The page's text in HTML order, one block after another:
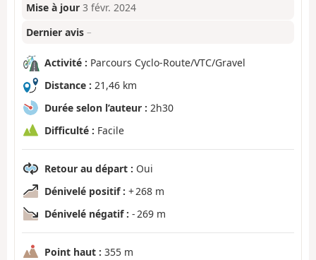
Mise à jour 3 févr. 2024
Dernier avis –
Activité : Parcours Cyclo-Route/VTC/Gravel
Distance : 21,46 km
Durée selon l’auteur : 2h30
Difficulté : Facile
Retour au départ : Oui
Dénivelé positif : + 268 m
Dénivelé négatif : - 269 m
Point haut : 355 m